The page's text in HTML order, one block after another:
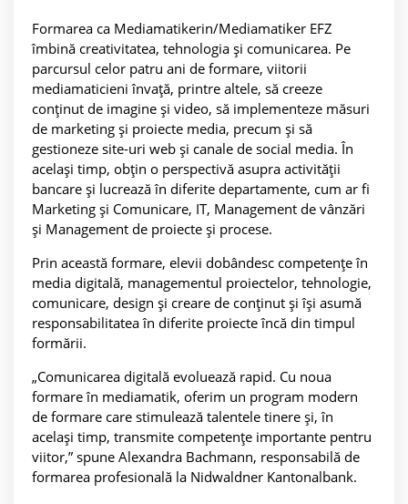
Formarea ca Mediamatikerin/Mediamatiker EFZ
îmbină creativitatea, tehnologia și comunicarea. Pe
parcursul celor patru ani de formare, viitorii
mediamaticieni învață, printre altele, să creeze
conținut de imagine și video, să implementeze măsuri
de marketing și proiecte media, precum și să
gestioneze site-uri web și canale de social media. În
același timp, obțin o perspectivă asupra activității
bancare și lucrează în diferite departamente, cum ar fi
Marketing și Comunicare, IT, Management de vânzări
și Management de proiecte și procese.
Prin această formare, elevii dobândesc competențe în
media digitală, managementul proiectelor, tehnologie,
comunicare, design și creare de conținut și își asumă
responsabilitatea în diferite proiecte încă din timpul
formării.
„Comunicarea digitală evoluează rapid. Cu noua
formare în mediamatik, oferim un program modern
de formare care stimulează talentele tinere și, în
același timp, transmite competențe importante pentru
viitor,” spune Alexandra Bachmann, responsabilă de
formarea profesională la Nidwaldner Kantonalbank.